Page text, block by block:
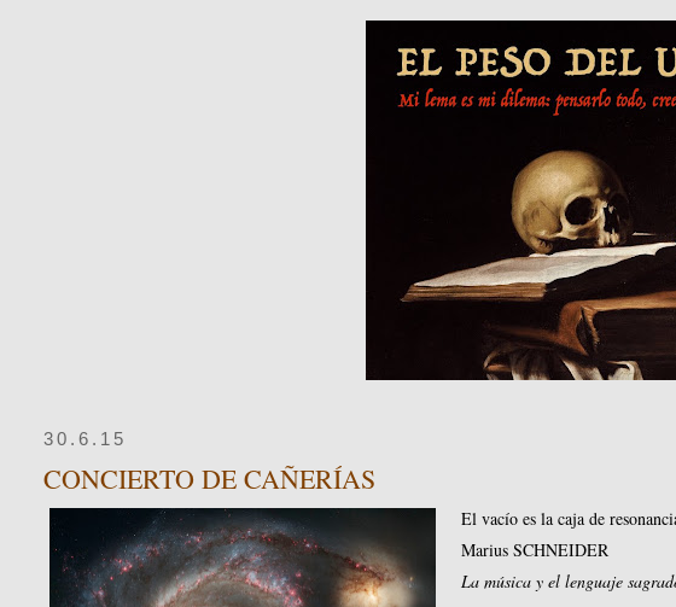
30.6.15
CONCIERTO DE CAÑERÍAS
El vacío es la caja de
Marius SCHNEIDER
La música y el lenguaje